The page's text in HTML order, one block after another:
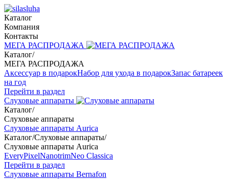
Каталог
Компания
Контакты
МЕГА РАСПРОДАЖА
Каталог/
МЕГА РАСПРОДАЖА
Аксессуар в подарокНабор для ухода в подарокЗапас батареек
на год
Перейти в раздел
Слуховые аппараты
Каталог/
Слуховые аппараты
Слуховые аппараты Aurica
Каталог/Слуховые аппараты/
Слуховые аппараты Aurica
EveryPixelNanotrimNeo Classica
Перейти в раздел
Слуховые аппараты Bernafon